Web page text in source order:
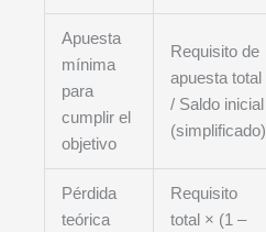
Apuesta
mínima
para
cumplir el
objetivo
Requisito de
apuesta total
/ Saldo inicial
(simplificado)
Pérdida
teórica
Requisito
total × (1 –